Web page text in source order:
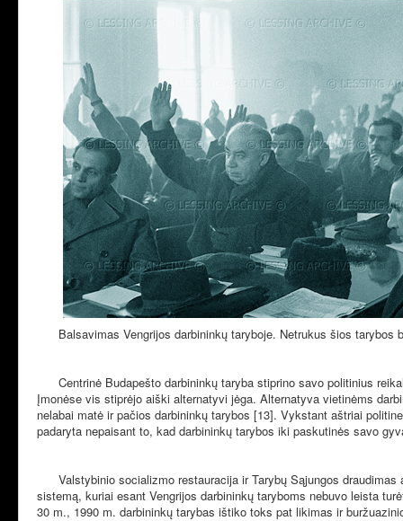
Balsavimas Vengrijos darbininkų taryboje. Netrukus šios tarybos
Centrinė Budapešto darbininkų taryba stiprino savo politinius
Įmonėse vis stiprėjo aiški alternatyvi jėga. Alternatyva vietinėms
nelabai matė ir pačios darbininkų tarybos [13]. Vykstant aštriai
padaryta nepaisant to, kad darbininkų tarybos iki paskutinės savo
Valstybinio socializmo restauracija ir Tarybų Sąjungos
sistemą, kuriai esant Vengrijos darbininkų taryboms nebuvo leista
30 m., 1990 m. darbininkų tarybas ištiko toks pat likimas ir